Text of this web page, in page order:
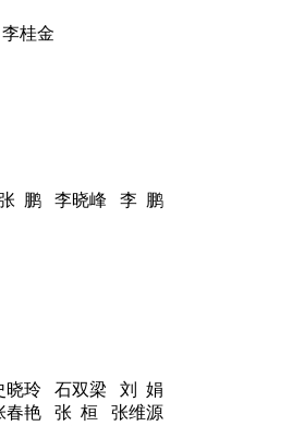
桂金
鹏 李晓峰 李 鹏
玲 石双梁 刘 娟
春艳 张 桓 张维源